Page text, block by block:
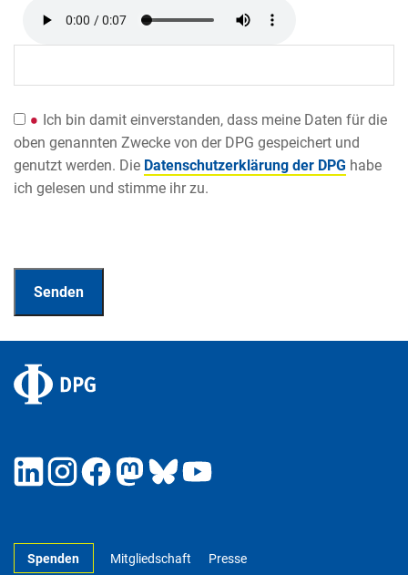
Ich bin damit einverstanden, dass meine Daten für die
oben genannten Zwecke von der DPG gespeichert und
genutzt werden. Die Datenschutzerklärung der DPG habe
ich gelesen und stimme ihr zu.
Spenden Mitgliedschaft Presse